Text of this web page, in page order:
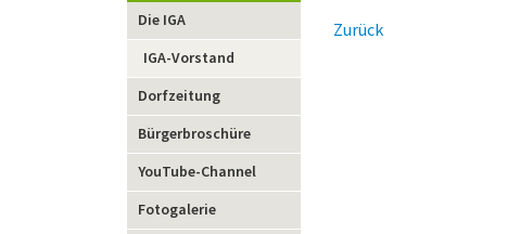
Navigation
überspringen
Die IGA
IGA-Vorstand
Dorfzeitung
Bürgerbroschüre
YouTube-Channel
Fotogalerie
Zurück